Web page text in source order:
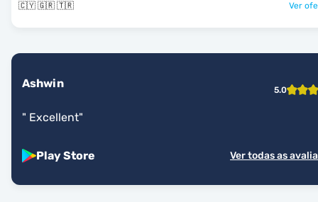
🇨🇾 🇬🇷 🇹🇷 Ver
Ashwin 5.0
" Excellent"
Play Store Ver todas as